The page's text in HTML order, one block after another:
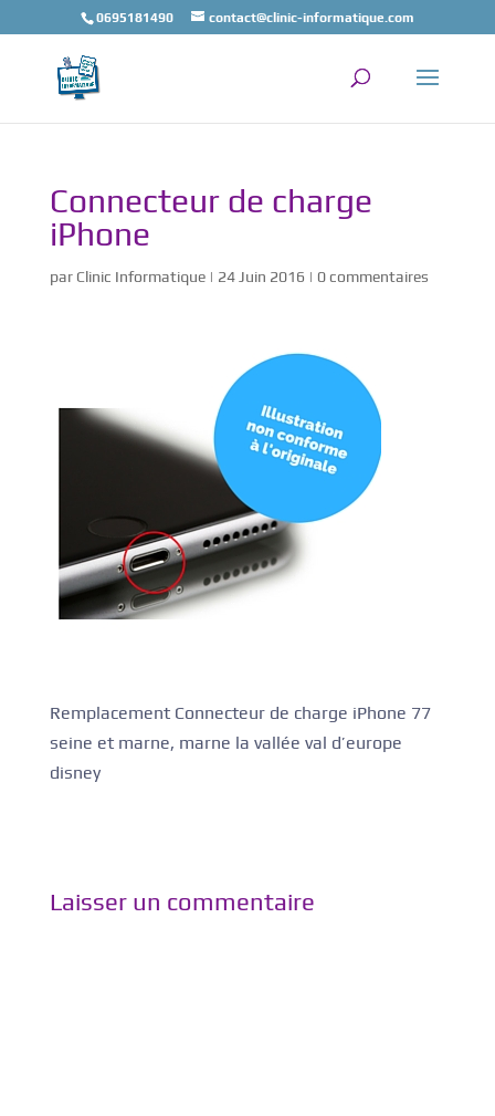
0695181490 contact@clinic-informatique.com
Connecteur de charge
iPhone
par Clinic Informatique| 24 Juin 2016 | 0 commentaires
Remplacement Connecteur de charge iPhone 77
seine et marne, marne la vallée val d’europe
disney
Laisser un commentaire